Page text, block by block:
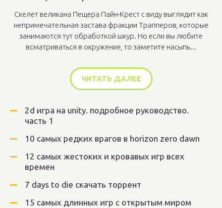
Скелет великана Пещера Пайн-Крест с виду выглядит как
непримечательная застава фракции Трапперов, которые
занимаются тут обработкой шкур. Но если вы любите
всматриваться в окружение, то заметите насыпь...
ЧИТАТЬ ДАЛЕЕ
2d игра на unity. подробное руководство.
часть 1
10 самых редких врагов в horizon zero dawn
12 самых жестоких и кровавых игр всех
времен
7 days to die скачать торрент
15 самых длинных игр с открытым миром